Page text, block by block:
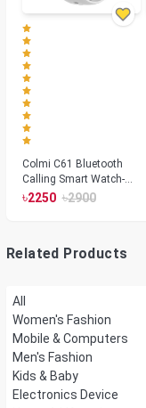
Colmi C61 Bluetooth
Calling Smart Watch-
Silver Color
৳2250 ৳2900
Related Products
All
Women's Fashion
Mobile & Computers
Men's Fashion
Kids & Baby
Electronics Device